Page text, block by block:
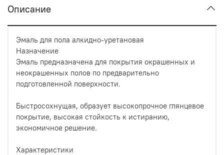
Описание
Эмаль для пола алкидно-уретановая
Назначение
Эмаль предназначена для покрытия окрашенных и
неокрашенных полов по предварительно
подготовленной поверхности.
Быстросохнущая, образует высокопрочное глянцевое
покрытие, высокая стойкость к истиранию,
экономичное решение.
Характеристики